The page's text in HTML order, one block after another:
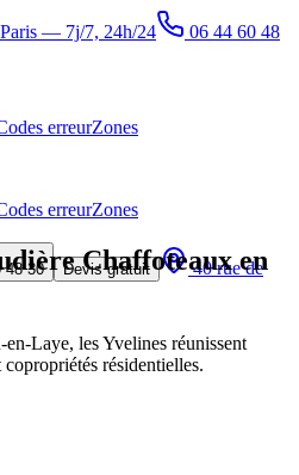
— 7j/7, 24h/24
06 44 60 48
erreurZones
erreurZones
48 30 Devis gratuit
40 rue de
Chaffoteaux en
Laye, les Yvelines réunissent
résidentielles.